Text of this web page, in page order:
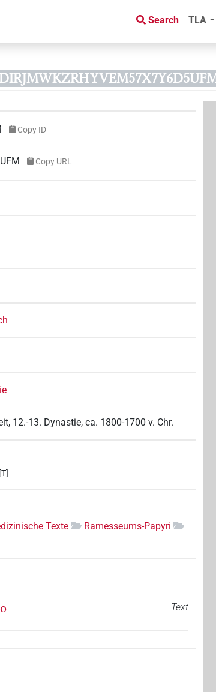
Search TLA
Copy ID
Copy URL
12.-13. Dynastie, ca. 1800-1700 v. Chr.
Texte
Ramesseums-Papyri
Text